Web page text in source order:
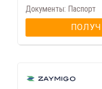
Документы: Паспорт